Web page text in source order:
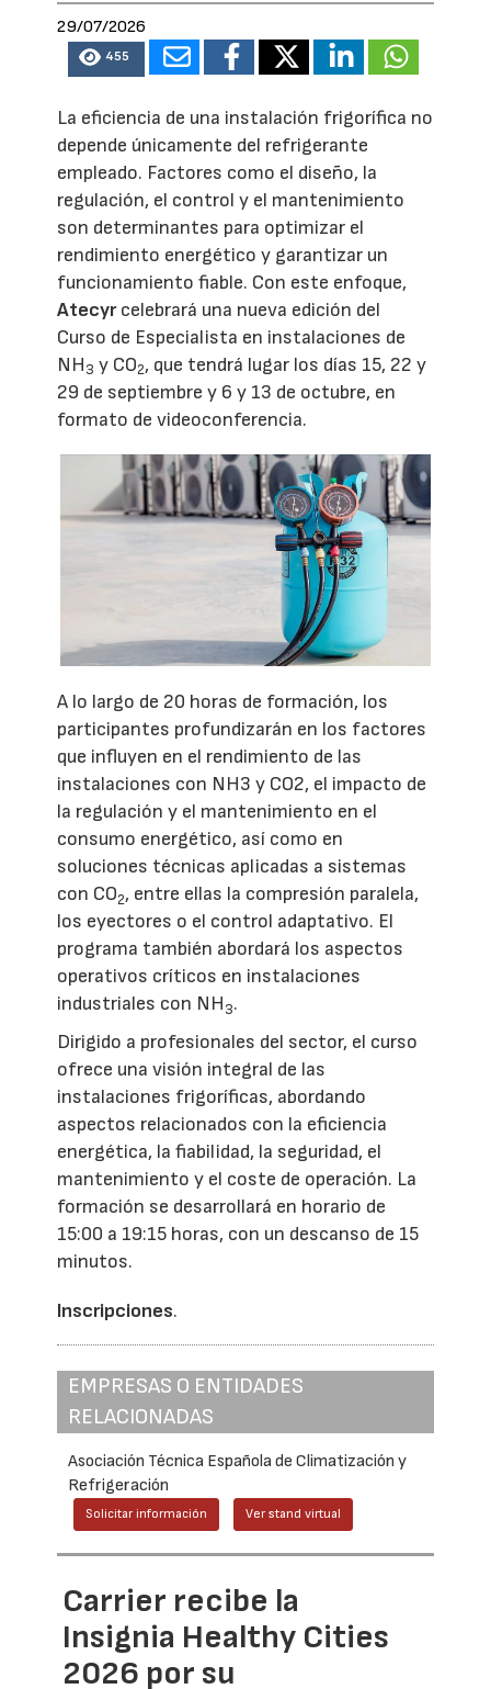
29/07/2026
455
La eficiencia de una instalación frigorífica no
depende únicamente del refrigerante
empleado. Factores como el diseño, la
regulación, el control y el mantenimiento
son determinantes para optimizar el
rendimiento energético y garantizar un
funcionamiento fiable. Con este enfoque,
Atecyrcelebrará una nueva edición del
Curso de Especialista en instalaciones de
NH3 y CO2, que tendrá lugar los días 15, 22 y
29 de septiembre y 6 y 13 de octubre, en
formato de videoconferencia.
A lo largo de 20 horas de formación, los
participantes profundizarán en los factores
que influyen en el rendimiento de las
instalaciones con NH3 y CO2, el impacto de
la regulación y el mantenimiento en el
consumo energético, así como en
soluciones técnicas aplicadas a sistemas
con CO2, entre ellas la compresión paralela,
los eyectores o el control adaptativo. El
programa también abordará los aspectos
operativos críticos en instalaciones
industriales con NH3.
Dirigido a profesionales del sector, el curso
ofrece una visión integral de las
instalaciones frigoríficas, abordando
aspectos relacionados con la eficiencia
energética, la fiabilidad, la seguridad, el
mantenimiento y el coste de operación. La
formación se desarrollará en horario de
15:00 a 19:15 horas, con un descanso de 15
minutos.
Inscripciones.
EMPRESAS O ENTIDADES
RELACIONADAS
Asociación Técnica Española de Climatización y
Refrigeración
Solicitar información Ver stand virtual
Carrier recibe la
Insignia Healthy Cities
2026 por su